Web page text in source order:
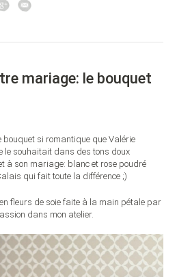
mariage: le bouquet
bouquet si romantique que Valérie
le souhaitait dans des tons doux
à son mariage: blanc et rose poudré
qui fait toute la différence ;)
fleurs de soie faite à la main pétale par
dans mon atelier.